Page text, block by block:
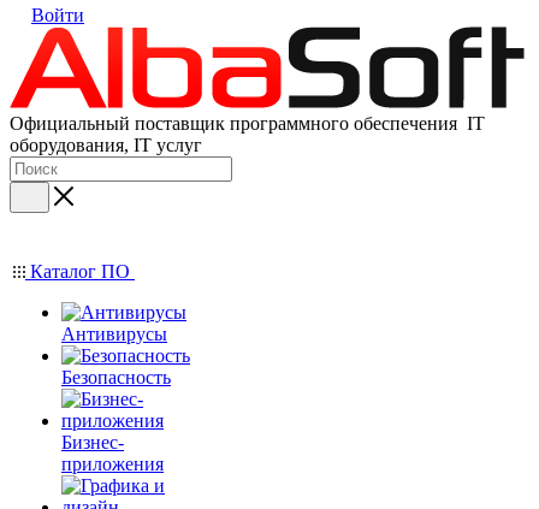
Войти
Официальный поставщик программного обеспечения IT
оборудования, IT услуг
Каталог ПО
Антивирусы
Безопасность
Бизнес-
приложения